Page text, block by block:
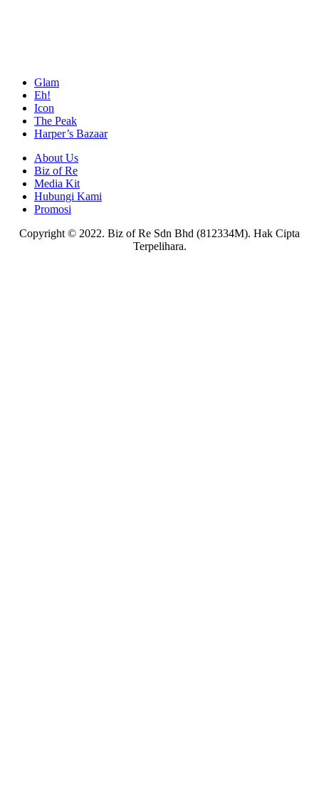
Glam
Eh!
Icon
The Peak
Harper’s Bazaar
About Us
Biz of Re
Media Kit
Hubungi Kami
Promosi
Copyright © 2022. Biz of Re Sdn Bhd (812334M). Hak Cipta
Terpelihara.